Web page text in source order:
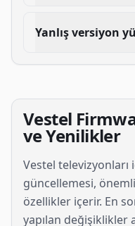
Yanlış versiyon
Vestel
ve Yenilikler
Vestel
güncellemesi,
özellikler içerir. En
yapılan değişiklikler